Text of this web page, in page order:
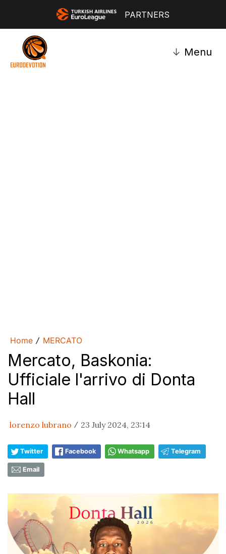
PARTNERS
↓ Menu
Home / MERCATO
Mercato, Baskonia:
Ufficiale l'arrivo di Donta
Hall
lorenzo lubrano / 23 July 2024, 23:14
Twitter Facebook Whatsapp Telegram
Email